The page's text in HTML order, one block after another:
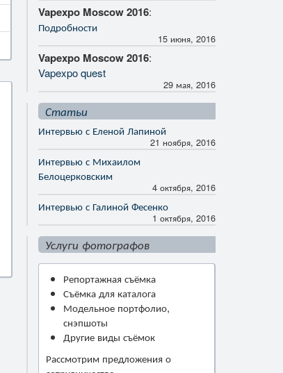
Vapexpo Moscow 2016:
Подробности
15 июня, 2016
Vapexpo Moscow 2016:
Vapexpo quest
29 мая, 2016
Статьи
Интервью с Еленой Лапиной
21 ноября, 2016
Интервью с Михаилом
Белоцерковским
4 октября, 2016
Интервью с Галиной Фесенко
1 октября, 2016
Услуги фотографов
Репортажная съёмка
Съёмка для каталога
Модельное портфолио,
снэпшоты
Другие виды съёмок
Рассмотрим предложения о